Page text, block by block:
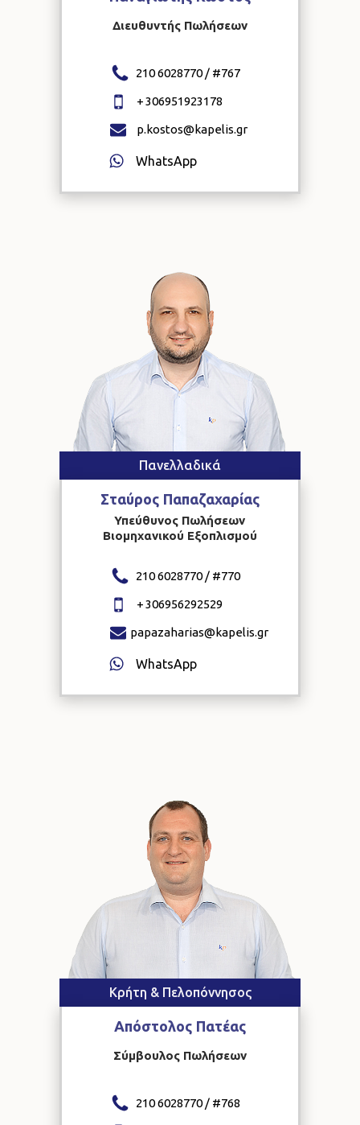
Διευθυντής Πωλήσεων
210 6028770 / #767
+306951923178
p.kostos@kapelis.gr
WhatsApp
Πανελλαδικά
Σταύρος Παπαζαχαρίας
Υπεύθυνος Πωλήσεων
Βιομηχανικού Εξοπλισμού
210 6028770 / #770
+306956292529
papazaharias@kapelis.gr
WhatsApp
Κρήτη & Πελοπόννησος
Απόστολος Πατέας
Σύμβουλος Πωλήσεων
210 6028770 / #768